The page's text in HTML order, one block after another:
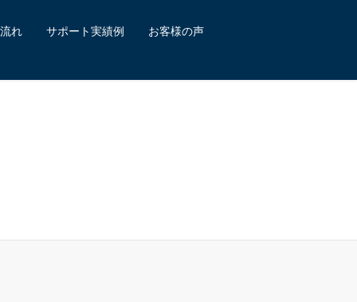
れ サポート実績例 お客様の声